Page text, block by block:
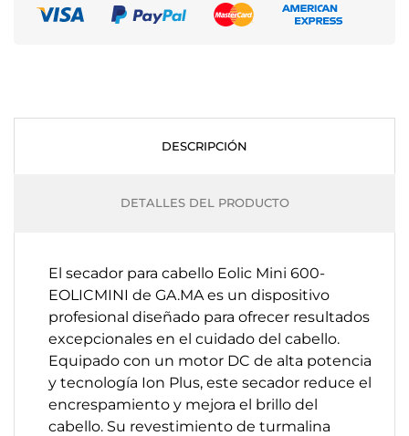
DESCRIPCIÓN
DETALLES DEL PRODUCTO
El secador para cabello Eolic Mini 600-
EOLICMINI de GA.MA es un dispositivo
profesional diseñado para ofrecer resultados
excepcionales en el cuidado del cabello.
Equipado con un motor DC de alta potencia
y tecnología Ion Plus, este secador reduce el
encrespamiento y mejora el brillo del
cabello. Su revestimiento de turmalina